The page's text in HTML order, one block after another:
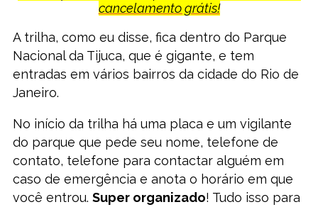
cancelamento grátis!
A trilha, como eu disse, fica dentro do Parque
Nacional da Tijuca, que é gigante, e tem
entradas em vários bairros da cidade do Rio de
Janeiro.
No início da trilha há uma placa e um vigilante
do parque que pede seu nome, telefone de
contato, telefone para contactar alguém em
caso de emergência e anota o horário em que
você entrou. Super organizado! Tudo isso para